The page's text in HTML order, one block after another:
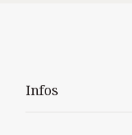
Infos